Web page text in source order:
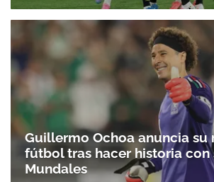
Guillermo Ochoa anuncia su
fútbol tras hacer historia con
Mundales